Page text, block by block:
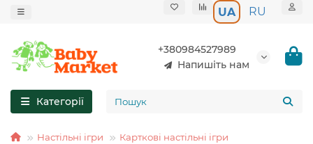
UA RU
+380984527989
Напишіть нам
Категорії
Настільні ігри Карткові настільні ігри